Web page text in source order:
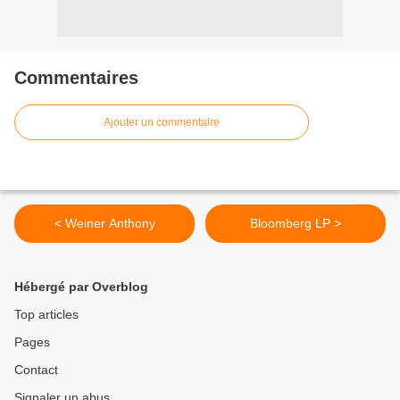
Commentaires
Ajouter un commentaire
< Weiner Anthony Bloomberg LP >
Hébergé par Overblog
Top articles
Pages
Contact